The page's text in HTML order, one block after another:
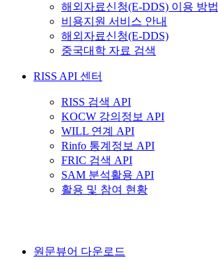
해외자료신청(E-DDS) 이용 방법
비용지원 서비스 안내
해외자료신청(E-DDS)
중국대학 자료 검색
RISS API 센터
RISS 검색 API
KOCW 강의정보 API
WILL 연계 API
Rinfo 통계정보 API
FRIC 검색 API
SAM 분석활용 API
활용 및 참여 현황
원문뷰어 다운로드